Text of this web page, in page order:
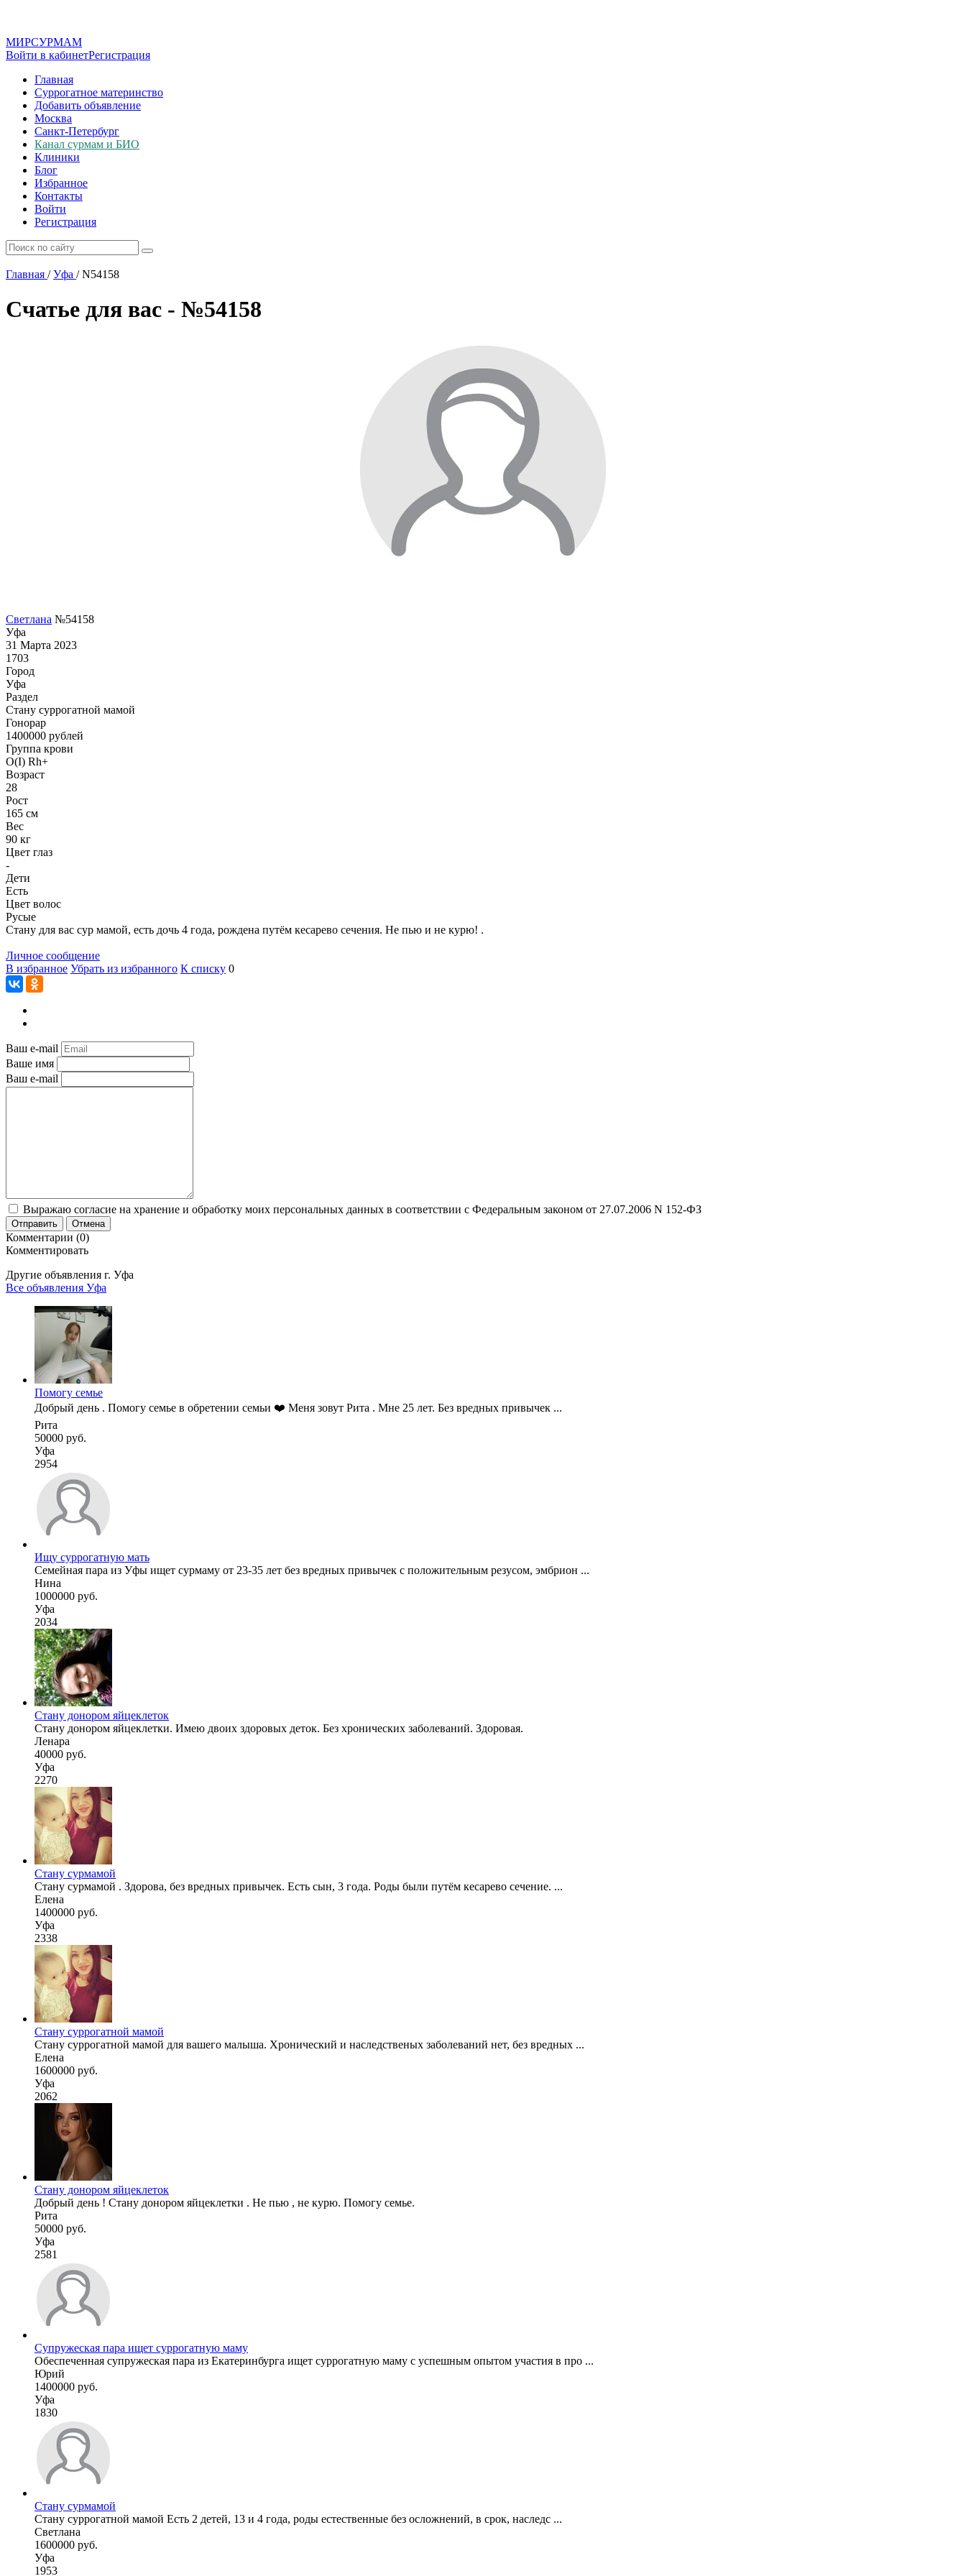
МИРСУРМАМ
Войти в кабинетРегистрация
Главная
Суррогатное материнство
Добавить объявление
Москва
Санкт-Петербург
Канал сурмам и БИО
Клиники
Блог
Избранное
Контакты
Войти
Регистрация
Главная / Уфа /N54158
Счатье для вас - №54158
Светлана №54158
Уфа
31 Марта 2023
1703
Город
Уфа
Раздел
Cтану суррогатной мамой
Гонoрар
1400000 рублей
Группа крови
O(I) Rh+
Возраст
28
Рост
165 см
Вес
90 кг
Цвет глаз
-
Дети
Есть
Цвет волос
Русые
Стану для вас сур мамой, есть дочь 4 года, рождена путём кесарево сечения. Не пью и не курю! .
Личное сообщение
В избранное Убрать из избранного К списку 0
Ваш e-mail
Ваше имя
Ваш e-mail
Выражаю согласие на хранение и обработку моих персональных данных в соответствии с Федеральным законом от 27.07.2006 N 152-ФЗ
Отправить Отмена
Комментарии (0)
Комментировать
Другие объявления г. Уфа
Все объявления Уфа
Помогу семье
Добрый день . Помогу семье в обретении семьи ❤️ Меня зовут Рита . Мне 25 лет. Без вредных привычек ...
Рита
50000 руб.
Уфа
2954
Ищу суррогатную мать
Семейная пара из Уфы ищет сурмаму от 23-35 лет без вредных привычек с положительным резусом, эмбрион ...
Нина
1000000 руб.
Уфа
2034
Стану донором яйцеклеток
Стану донором яйцеклетки. Имею двоих здоровых деток. Без хронических заболеваний. Здоровая.
Ленара
40000 руб.
Уфа
2270
Стану сурмамой
Стану сурмамой . Здорова, без вредных привычек. Есть сын, 3 года. Роды были путём кесарево сечение. ...
Елена
1400000 руб.
Уфа
2338
Стану суррогатной мамой
Стану суррогатной мамой для вашего малыша. Хронический и наследственых заболеваний нет, без вредных ...
Елена
1600000 руб.
Уфа
2062
Стану донором яйцеклеток
Добрый день ! Стану донором яйцеклетки . Не пью , не курю. Помогу семье.
Рита
50000 руб.
Уфа
2581
Супружеская пара ищет суррогатную маму
Обеспеченная супружеская пара из Екатеринбурга ищет суррогатную маму с успешным опытом участия в про ...
Юрий
1400000 руб.
Уфа
1830
Стану сурмамой
Стану суррогатной мамой Есть 2 детей, 13 и 4 года, роды естественные без осложнений, в срок, наследс ...
Светлана
1600000 руб.
Уфа
1953